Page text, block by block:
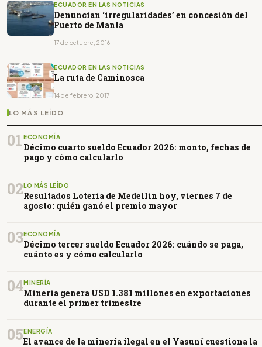
ECUADOR EN LAS NOTICIAS
Denuncian ‘irregularidades’ en concesión del
Puerto de Manta
17 de octubre, 2016
ECUADOR EN LAS NOTICIAS
La ruta de Caminosca
14 de febrero, 2017
LO MÁS LEÍDO
01 ECONOMÍA
Décimo cuarto sueldo Ecuador 2026: monto, fechas de
pago y cómo calcularlo
02LO MÁS LEÍDO
Resultados Lotería de Medellín hoy, viernes 7 de
agosto: quién ganó el premio mayor
03ECONOMÍA
Décimo tercer sueldo Ecuador 2026: cuándo se paga,
cuánto es y cómo calcularlo
04MINERÍA
Minería genera USD 1.381 millones en exportaciones
durante el primer trimestre
05ENERGÍA
El avance de la minería ilegal en el Yasuní cuestiona la